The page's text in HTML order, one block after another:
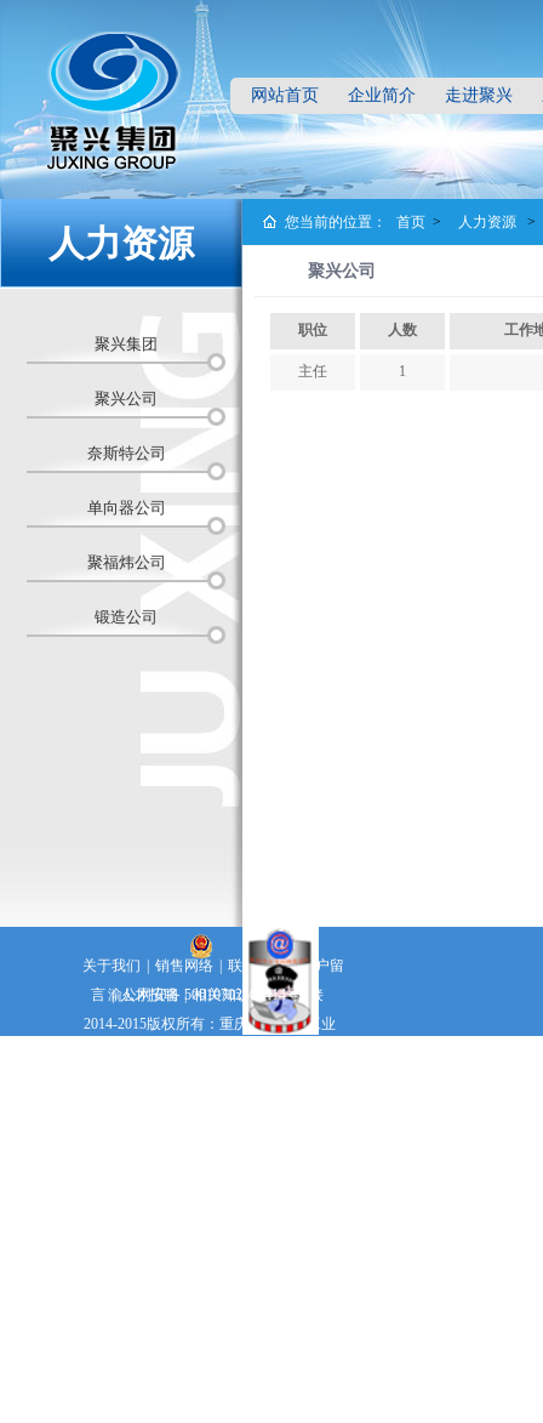
网站首页 企业简介 走进聚兴
人力资源
聚兴集团
聚兴公司
奈斯特公司
单向器公司
聚福炜公司
锻造公司
您当前的位置： 首页 > 人力资源 >
聚兴公司
职位 人数 工作
主任 1
渝公网安备 50010702500414号
关于我们 销售网络 联系方式 | 客户留
言 | 人才招聘 | 相关知识
友情链接
2014-2015版权所有：重庆聚兴交通工业